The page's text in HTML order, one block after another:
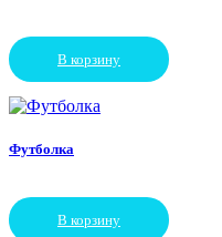
В корзину
Футболка
В корзину